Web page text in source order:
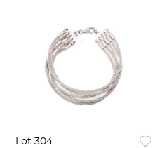
Lot 304